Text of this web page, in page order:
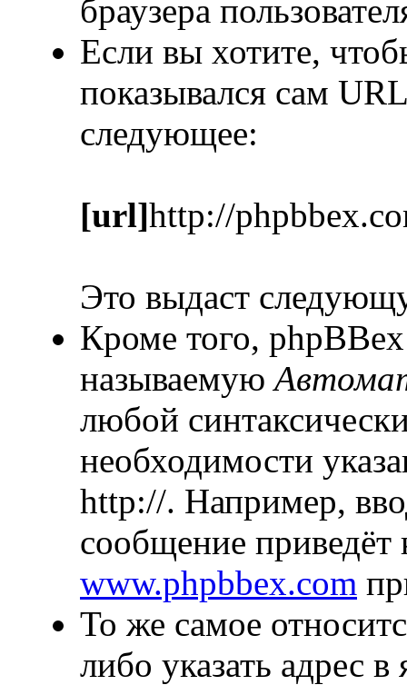
браузера
Если вы хотите,
показывался сам
следующее:
[url]http://
Это выдаст
Кроме того,
называемую
любой
необходимости
http://. Например,
сообщение приведёт
www.phpbbex.com
То же самое
либо указать адрес